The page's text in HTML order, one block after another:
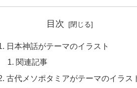
目次
日本神話がテーマのイラスト
関連記事
古代メソポタミアがテーマのイラス